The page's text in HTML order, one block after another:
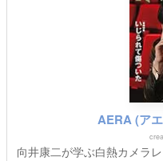
AERA (ア
向井康二が学ぶ白熱カメラ